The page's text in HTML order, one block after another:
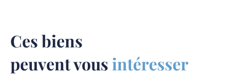
Ces biens
peuvent vous intéresser